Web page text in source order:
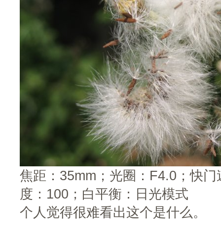
焦距：35mm；光圈：F4.0；快
度：100；白平衡：日光模式
个人觉得很难看出这个是什么。